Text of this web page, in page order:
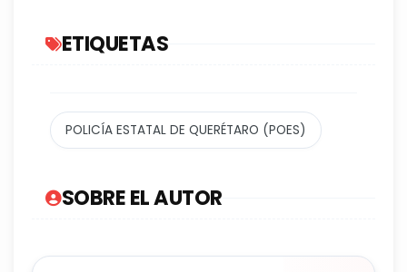
ETIQUETAS
POLICÍA ESTATAL DE QUERÉTARO (POES)
SOBRE EL AUTOR